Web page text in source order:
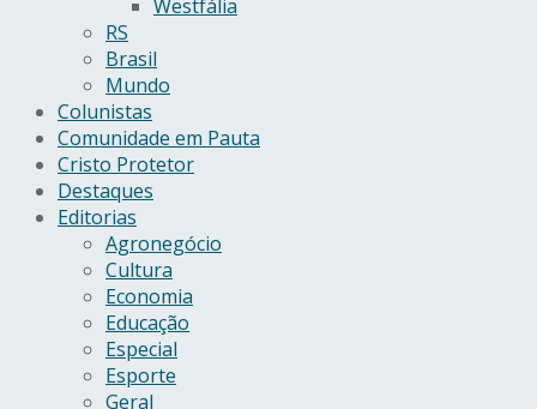
Westfália
RS
Brasil
Mundo
Colunistas
Comunidade em Pauta
Cristo Protetor
Destaques
Editorias
Agronegócio
Cultura
Economia
Educação
Especial
Esporte
Geral